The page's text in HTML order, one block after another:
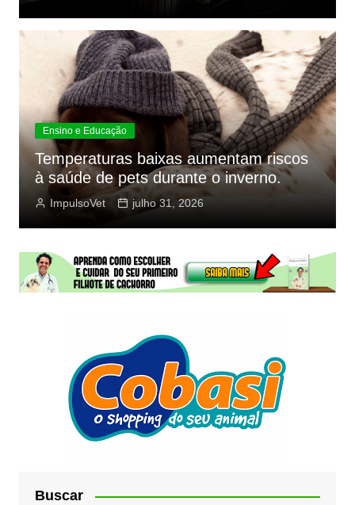
Ensino e Educação
Temperaturas baixas aumentam riscos
à saúde de pets durante o inverno.
ImpulsoVet julho 31, 2026
Buscar